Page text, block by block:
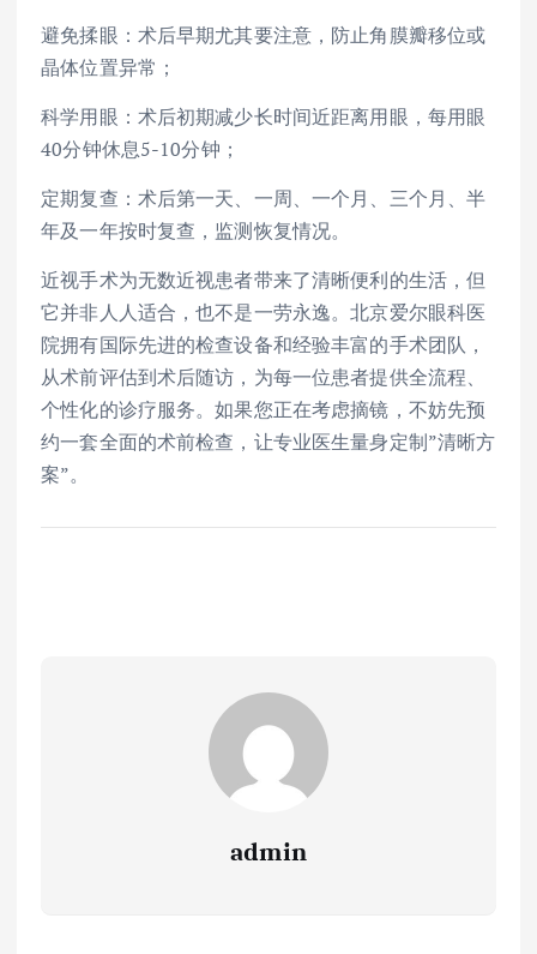
避免揉眼：术后早期尤其要注意，防止角膜瓣移位或
晶体位置异常；
科学用眼：术后初期减少长时间近距离用眼，每用眼
40分钟休息5-10分钟；
定期复查：术后第一天、一周、一个月、三个月、半
年及一年按时复查，监测恢复情况。
近视手术为无数近视患者带来了清晰便利的生活，但
它并非人人适合，也不是一劳永逸。北京爱尔眼科医
院拥有国际先进的检查设备和经验丰富的手术团队，
从术前评估到术后随访，为每一位患者提供全流程、
个性化的诊疗服务。如果您正在考虑摘镜，不妨先预
约一套全面的术前检查，让专业医生量身定制”清晰方
案”。
admin